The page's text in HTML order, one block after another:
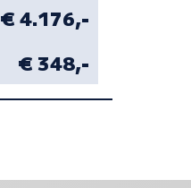
€ 4.176,-
€ 348,-